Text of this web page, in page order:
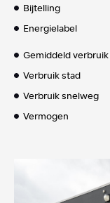
Bijtelling
Energielabel
Gemiddeld verbruik
Verbruik stad
Verbruik snelweg
Vermogen